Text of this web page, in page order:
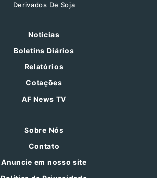
Derivados De Soja
Notícias
Boletins Diários
Relatórios
Cotações
AF News TV
Sobre Nós
Contato
Anuncie em nosso site